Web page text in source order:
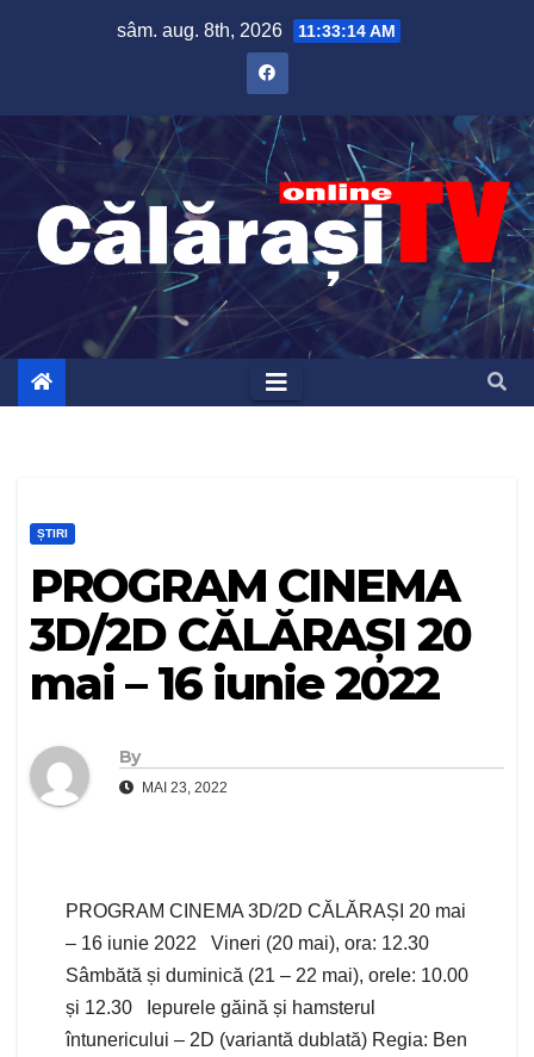
sâm. aug. 8th, 2026 11:33:15 AM
ȘTIRI
PROGRAM CINEMA
3D/2D CĂLĂRAȘI 20
mai – 16 iunie 2022
By
MAI 23, 2022
PROGRAM CINEMA 3D/2D CĂLĂRAȘI 20 mai
– 16 iunie 2022 Vineri (20 mai), ora: 12.30
Sâmbătă și duminică (21 – 22 mai), orele: 10.00
și 12.30 Iepurele găină și hamsterul
întunericului – 2D (variantă dublată) Regia: Ben